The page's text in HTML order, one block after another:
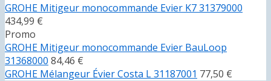
GROHE Mitigeur monocommande Evier K7 31379000
434,99 €
Promo
GROHE Mitigeur monocommande Evier BauLoop
31368000 84,46 €
GROHE Mélangeur Évier Costa L 31187001 77,50 €